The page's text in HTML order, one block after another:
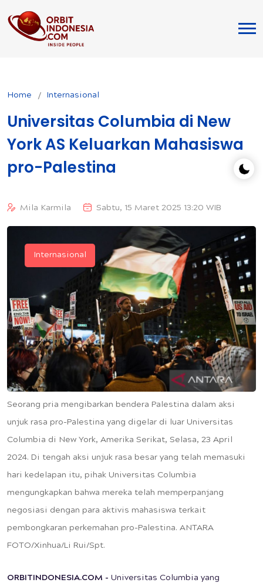
Home Internasional
Universitas Columbia di New
York AS Keluarkan Mahasiswa
pro-Palestina
Mila Karmila Sabtu, 15 Maret 2025 13:20 WIB
Seorang pria mengibarkan bendera Palestina dalam aksi
unjuk rasa pro-Palestina yang digelar di luar Universitas
Columbia di New York, Amerika Serikat, Selasa, 23 April
2024. Di tengah aksi unjuk rasa besar yang telah memasuki
hari kedelapan itu, pihak Universitas Columbia
mengungkapkan bahwa mereka telah memperpanjang
negosiasi dengan para aktivis mahasiswa terkait
pembongkaran perkemahan pro-Palestina. ANTARA
FOTO/Xinhua/Li Rui/Spt.
Internasional
ORBITINDONESIA.COM - Universitas Columbia yang